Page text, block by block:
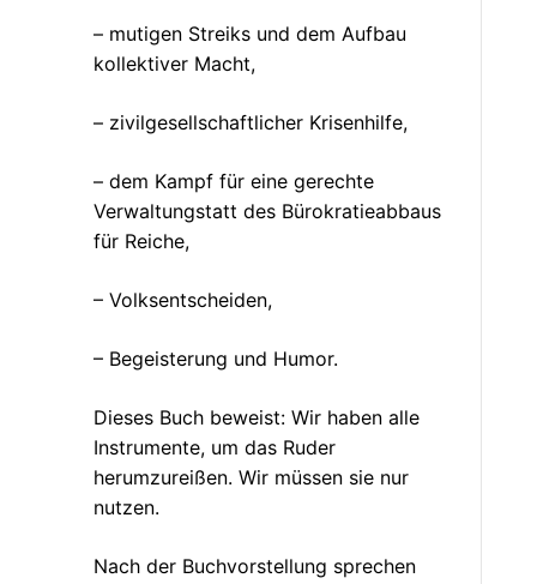
– mutigen Streiks und dem Aufbau
kollektiver Macht,
– zivilgesellschaftlicher Krisenhilfe,
– dem Kampf für eine gerechte
Verwaltungstatt des Bürokratieabbaus
für Reiche,
– Volksentscheiden,
– Begeisterung und Humor.
Dieses Buch beweist: Wir haben alle
Instrumente, um das Ruder
herumzureißen. Wir müssen sie nur
nutzen.
Nach der Buchvorstellung sprechen